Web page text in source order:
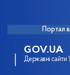
Портал
GOV.UA
Державні сайти